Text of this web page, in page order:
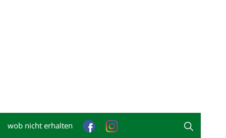
wob nicht erhalten